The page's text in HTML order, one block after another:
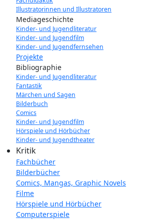
Illustratorinnen und Illustratoren
Mediageschichte
Kinder- und Jugendliteratur
Kinder- und Jugendfilm
Kinder- und Jugendfernsehen
Projekte
Bibliographie
Kinder- und Jugendliteratur
Fantastik
Märchen und Sagen
Bilderbuch
Comics
Kinder- und Jugendfilm
Hörspiele und Hörbücher
Kinder- und Jugendtheater
Kritik
Fachbücher
Bilderbücher
Comics, Mangas, Graphic Novels
Filme
Hörspiele und Hörbücher
Computerspiele